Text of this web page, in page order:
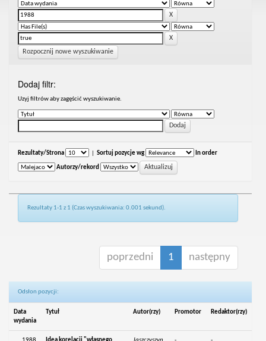
Rozpocznij nowe wyszukiwanie
Dodaj filtr:
Uzyj filtrów aby zagęścić wyszukiwanie.
Rezultaty/Strona Sortuj pozycje wg In order
Autorzy/rekord
Rezultaty 1-1 z 1 (Czas wyszukiwania: 0.001 sekund).
poprzedni 1 następny
Odsłon pozycji:
Data
wydania
Tytuł Autor(rzy) Promotor Redaktor(rzy)